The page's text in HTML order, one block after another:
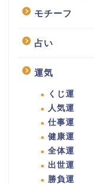
モチーフ
占い
運気
くじ運
人気運
仕事運
健康運
全体運
出世運
勝負運